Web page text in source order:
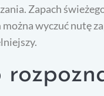
Zapach
wyczuć nutę